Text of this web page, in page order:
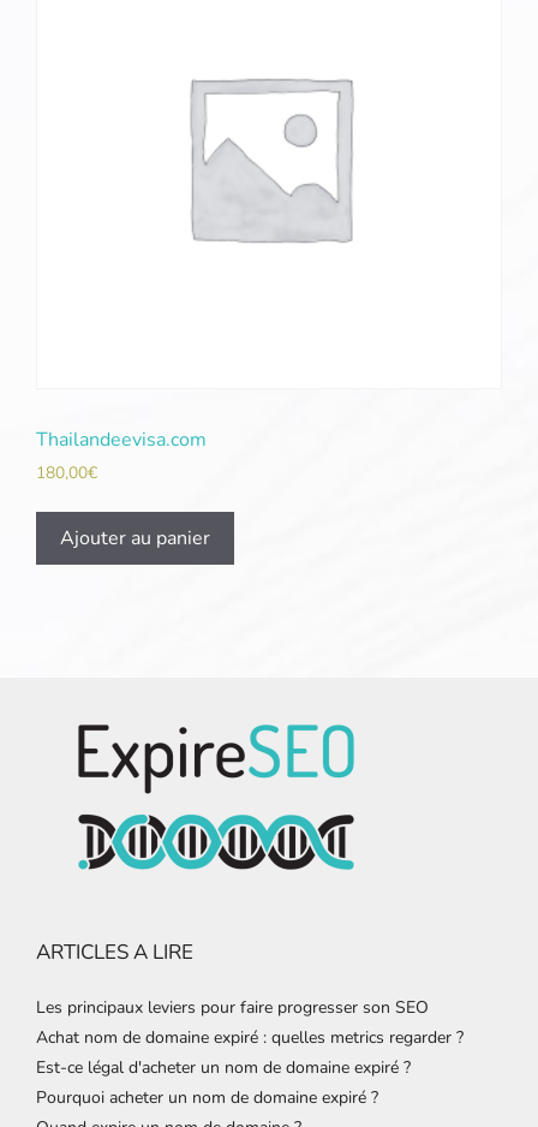
Thailandeevisa.com
180,00€
Ajouter au panier
ARTICLES A LIRE
Les principaux leviers pour faire progresser son SEO
Achat nom de domaine expiré : quelles metrics regarder ?
Est-ce légal d'acheter un nom de domaine expiré ?
Pourquoi acheter un nom de domaine expiré ?